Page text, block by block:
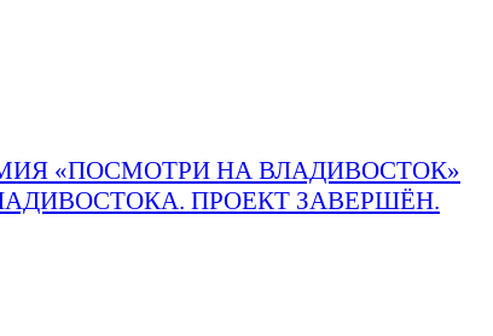
«ПОСМОТРИ НА ВЛАДИВОСТОК»
ПРОЕКТ ЗАВЕРШЁН.